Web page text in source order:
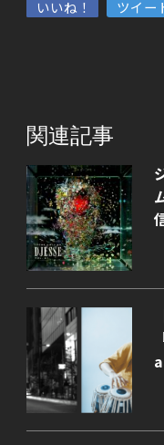
いいね！ ツイー
関連記事